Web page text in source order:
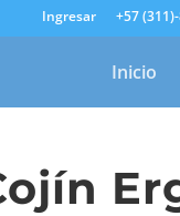
Ingresar +57
Inicio